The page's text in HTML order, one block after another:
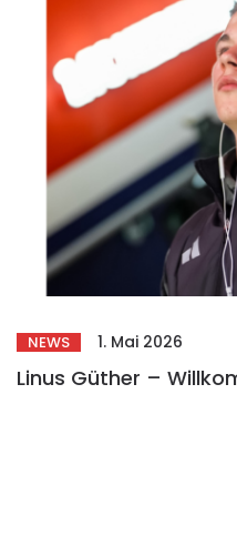
NEWS 1. Mai 2026
Linus Güther –